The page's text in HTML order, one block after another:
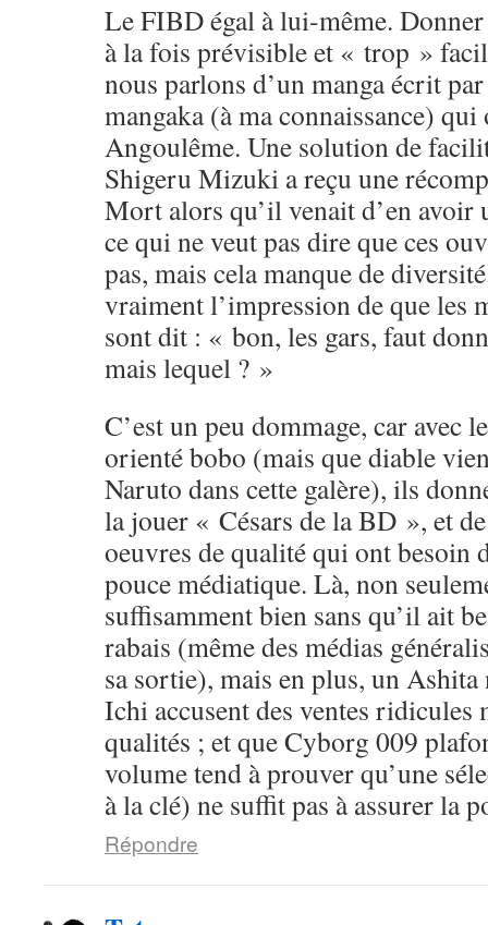
Le FIBD égal à lui-même.
à la fois prévisible et « trop »
nous parlons d’un manga écrit
mangaka (à ma connaissance)
Angoulême. Une solution de
Shigeru Mizuki a reçu une
Mort alors qu’il venait d’en avoir
ce qui ne veut pas dire que ces
pas, mais cela manque de
vraiment l’impression de que les
sont dit : « bon, les gars, faut
mais lequel ? »
C’est un peu dommage, car avec
orienté bobo (mais que diable
Naruto dans cette galère), ils
la jouer « Césars de la BD », et
oeuvres de qualité qui ont besoin
pouce médiatique. Là, non
suffisamment bien sans qu’il ait
rabais (même des médias
sa sortie), mais en plus, un
Ichi accusent des ventes ridicules
qualités ; et que Cyborg 009
volume tend à prouver qu’une
à la clé) ne suffit pas à assurer la
Répondre